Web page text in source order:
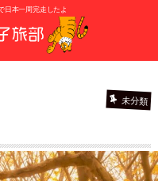
日本一周完走したよ
未分類